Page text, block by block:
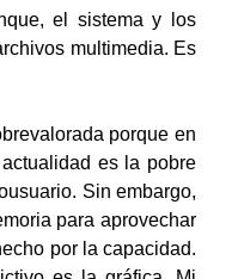
el sistema y los
multimedia. Es
porque en
es la pobre
Sin embargo,
para aprovechar
por la capacidad.